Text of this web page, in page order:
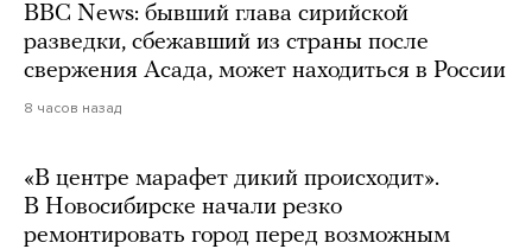
BBC News: бывший глава сирийской
разведки, сбежавший из страны после
свержения Асада, может находиться в России
8 часов назад
«В центре марафет дикий происходит».
В Новосибирске начали резко
ремонтировать город перед возможным